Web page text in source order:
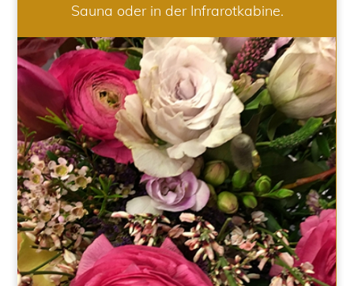
Sauna oder in der Infrarotkabine.
HOCHZEIT